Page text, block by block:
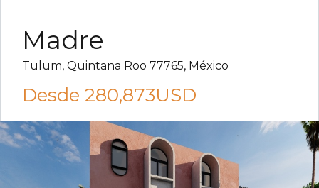
Madre
Tulum, Quintana Roo 77765, México
Desde 280,873USD